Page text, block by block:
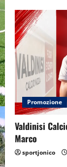
Promozione
Valdinisi
Marco
sportjonico